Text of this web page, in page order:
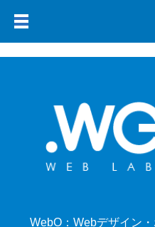
WebO：Webデザイン